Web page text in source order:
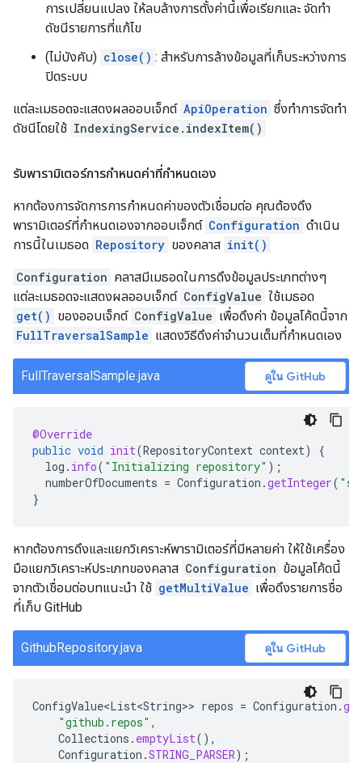
การเปลี่ยนแปลง ให้ลบล้างการตั้งค่านี้เพื่อเรียกและ จัดทำ
ดัชนีรายการที่แก้ไข
(ไม่บังคับ) close() : สำหรับการล้างข้อมูลที่เก็บระหว่างการ
ปิดระบบ
แต่ละเมธอดจะแสดงผลออบเจ็กต์ ApiOperation ซึ่งทำการจัดทำ
ดัชนีโดยใช้ IndexingService.indexItem()
รับพารามิเตอร์การกำหนดค่าที่กำหนดเอง
หากต้องการจัดการการกำหนดค่าของตัวเชื่อมต่อ คุณต้องดึง
พารามิเตอร์ที่กำหนดเองจากออบเจ็กต์ Configuration ดำเนิน
การนี้ในเมธอด Repository ของคลาส init()
Configuration คลาสมีเมธอดในการดึงข้อมูลประเภทต่างๆ
แต่ละเมธอดจะแสดงผลออบเจ็กต์ ConfigValue ใช้เมธอด
get() ของออบเจ็กต์ ConfigValue เพื่อดึงค่า ข้อมูลโค้ดนี้จาก
FullTraversalSample แสดงวิธีดึงค่าจำนวนเต็มที่กำหนดเอง
FullTraversalSample.java ดูใน GitHub
@Override
public void init(RepositoryContext context)
{
log . info( "Initializing repository" );
numberOfDocuments = Configuration .getInteger(
}
หากต้องการดึงและแยกวิเคราะห์พารามิเตอร์ที่มีหลายค่า ให้ใช้เครื่อง
มือแยกวิเคราะห์ประเภทของคลาส Configuration ข้อมูลโค้ดนี้
จากตัวเชื่อมต่อบทแนะนำ ใช้ getMultiValue เพื่อดึงรายการชื่อ
ที่เก็บ GitHub
GithubRepository.java ดูใน GitHub
ConfigValue<List<String>> repos = Configuration .
"github.repos" ,
Collections . emptyList(),
Configuration .STRING_PARSER);